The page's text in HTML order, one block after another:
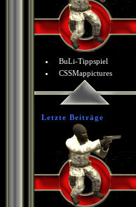
BuLi-Tippspiel
CSSMappictures
Letzte Beiträge